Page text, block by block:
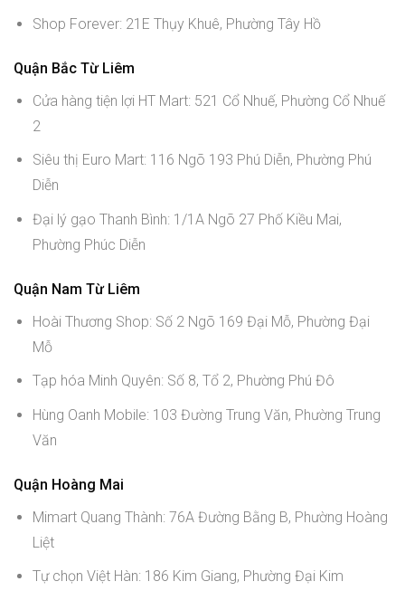
Shop Forever: 21E Thụy Khuê, Phường Tây Hồ
Quận Bắc Từ Liêm
Cửa hàng tiện lợi HT Mart: 521 Cổ Nhuế, Phường Cổ Nhuế
2
Siêu thị Euro Mart: 116 Ngõ 193 Phú Diễn, Phường Phú
Diễn
Đại lý gạo Thanh Bình: 1/1A Ngõ 27 Phố Kiều Mai,
Phường Phúc Diễn
Quận Nam Từ Liêm
Hoài Thương Shop: Số 2 Ngõ 169 Đại Mỗ, Phường Đại
Mỗ
Tạp hóa Minh Quyên: Số 8, Tổ 2, Phường Phú Đô
Hùng Oanh Mobile: 103 Đường Trung Văn, Phường Trung
Văn
Quận Hoàng Mai
Mimart Quang Thành: 76A Đường Bằng B, Phường Hoàng
Liệt
Tự chọn Việt Hàn: 186 Kim Giang, Phường Đại Kim